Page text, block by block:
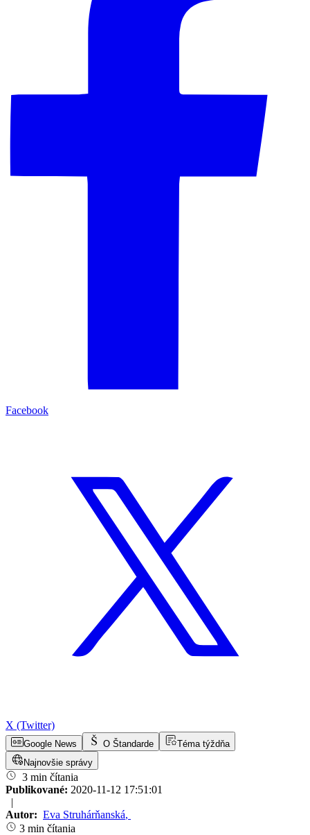
Facebook
X (Twitter)
Google News O Štandarde
Téma týždňa
Najnovšie správy
3 min čítania
Publikované: 2020-11-12 17:51:01
|
Autor: Eva Struhárňanská,
3 min čítania